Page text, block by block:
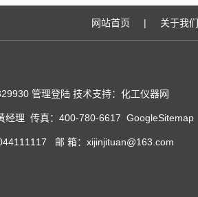
网站首页 | 关于我们
管理登陆 技术支持：化工仪器网
经理 传真：400-780-6617 GoogleSitemap
邮 箱：xijinjituan@163.com